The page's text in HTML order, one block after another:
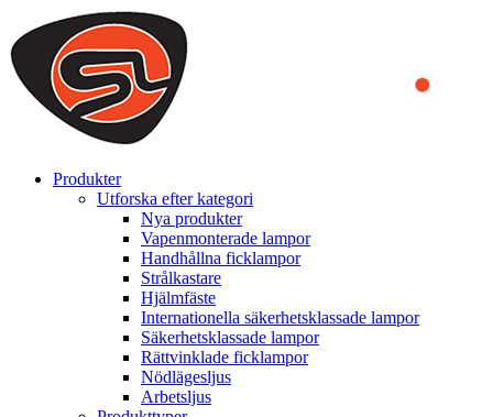
We use cookies to ensure that we provide you the best experience
on our website. By continuing to browse this website, you accept
that cookies are used to help us analyze how the website is used and
to offer you a better experience. To learn more or to find out how
you can disable cookies, you can access our
Produkter
Utforska efter kategori
Nya produkter
Vapenmonterade lampor
Handhållna ficklampor
Strålkastare
Hjälmfäste
Internationella säkerhetsklassade lampor
Säkerhetsklassade lampor
Rättvinklade ficklampor
Nödlägesljus
Arbetsljus